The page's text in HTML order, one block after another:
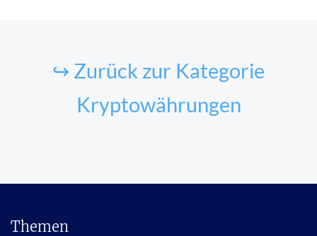
↪ Zurück zur Kategorie
Kryptowährungen
Themen